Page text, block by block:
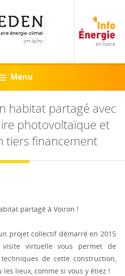
Menu
habitat partagé avec
photovoltaïque et
tiers financement
partagé à Voiron !
projet collectif démarré en 2015
virtuelle vous permet de
de cette construction,
lieux, comme si vous y étiez !